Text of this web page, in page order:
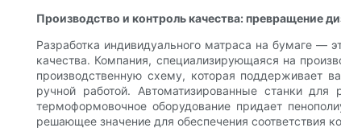
Производство и контроль качества: превращение
Разработка индивидуального матраса на бумаге —
качества. Компания, специализирующаяся на
производственную схему, которая поддерживает
ручной работой. Автоматизированные станки
термоформовочное оборудование придает
решающее значение для обеспечения соответствия